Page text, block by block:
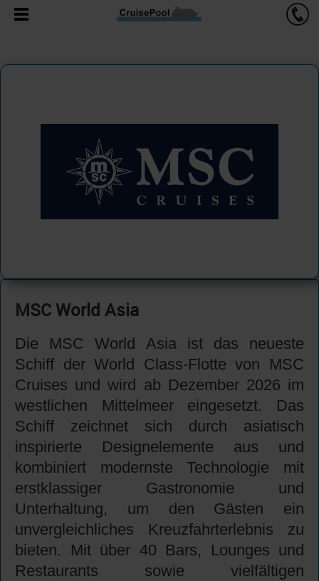
MSC World Asia
Die MSC World Asia ist das neueste
Schiff der World Class-Flotte von MSC
Cruises und wird ab Dezember 2026 im
westlichen Mittelmeer eingesetzt. Das
Schiff zeichnet sich durch asiatisch
inspirierte Designelemente aus und
kombiniert modernste Technologie mit
erstklassiger Gastronomie und
Unterhaltung, um den Gästen ein
unvergleichliches Kreuzfahrterlebnis zu
bieten. Mit über 40 Bars, Lounges und
Restaurants sowie vielfältigen